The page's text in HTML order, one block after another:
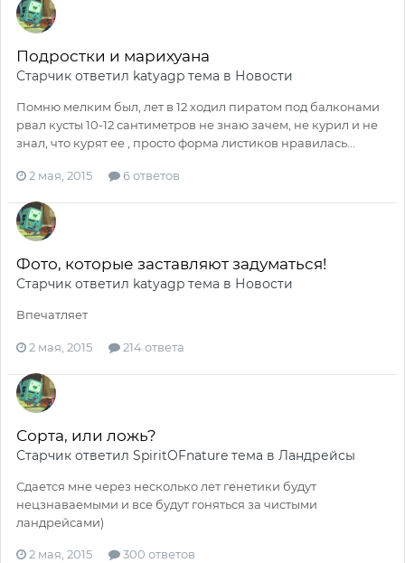
Подростки и марихуана
Старчик ответил katyagp тема в Новости
Помню мелким был, лет в 12 ходил пиратом под балконами
рвал кусты 10-12 сантиметров не знаю зачем, не курил и не
знал, что курят ее , просто форма листиков нравилась...
2 мая, 2015 6 ответов
Фото, которые заставляют задуматься!
Старчик ответил katyagp тема в Новости
Впечатляет
2 мая, 2015 214 ответа
Сорта, или ложь?
Старчик ответил SpiritOFnature тема в Ландрейсы
Сдается мне через несколько лет генетики будут
нецзнаваемыми и все будут гоняться за чистыми
ландрейсами)
2 мая, 2015 300 ответов